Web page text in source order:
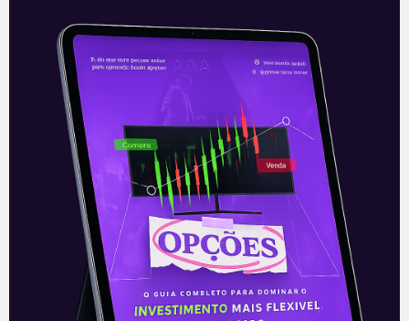
Ultrapar avalia Oxiteno
Na noite desta segunda-feira (14), após o
fechamento de mercado, a Ultrapar
(UGPA3) enviou um comunicado ao
mercado esclarecendo a notícia
veiculada na imprensa durante
Leia mais